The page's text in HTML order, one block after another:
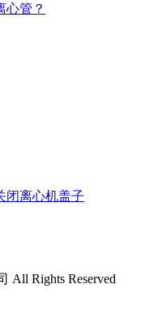
心管？
闭离心机盖子
All Rights Reserved